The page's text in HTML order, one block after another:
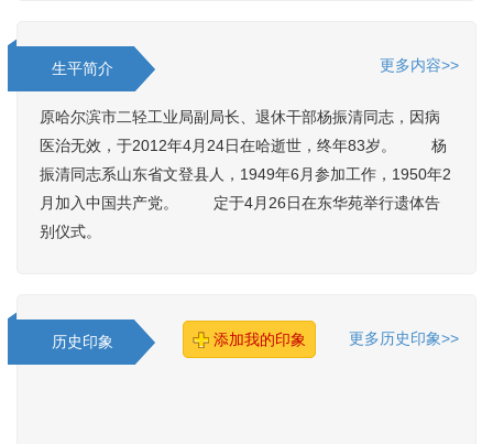
生平简介 更多内容>>
原哈尔滨市二轻工业局副局长、退休干部杨振清同志，因病
医治无效，于2012年4月24日在哈逝世，终年83岁。 杨
振清同志系山东省文登县人，1949年6月参加工作，1950年2
月加入中国共产党。 定于4月26日在东华苑举行遗体告
别仪式。
历史印象 添加我的印象 更多历史印象>>